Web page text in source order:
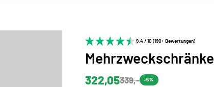
9.4 / 10 (190+ Bewertungen)
Mehrzweckschränke
322,05339,- -5%